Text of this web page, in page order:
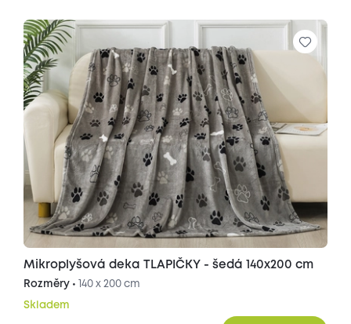
Mikroplyšová deka TLAPIČKY - šedá 140x200 cm
Rozměry • 140 x 200 cm
Skladem